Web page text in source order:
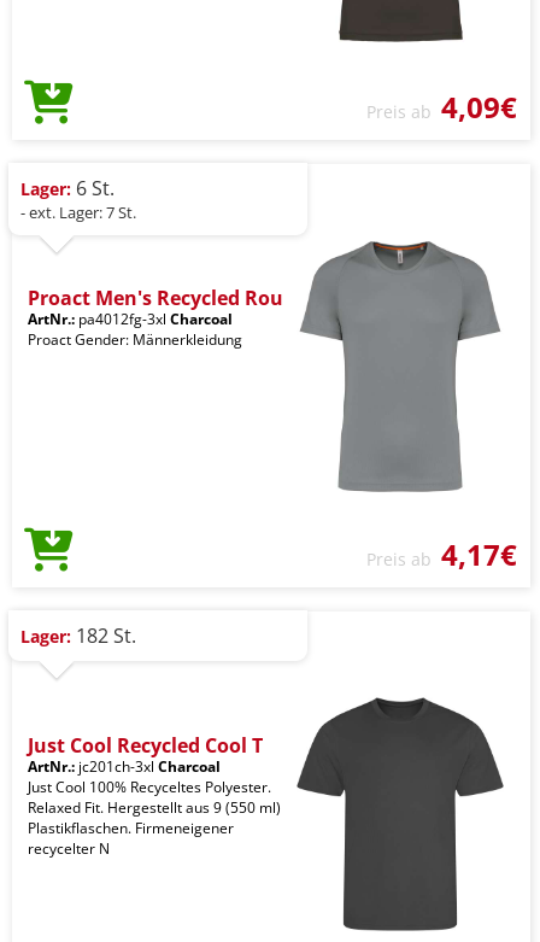
Preis ab 4,09€
Lager: 6 St.
- ext. Lager: 7 St.
Proact Men's Recycled Rou
ArtNr.: pa4012fg-3xl Charcoal
Proact Gender: Männerkleidung
Preis ab 4,17€
Lager: 182 St.
Just Cool Recycled Cool T
ArtNr.: jc201ch-3xl Charcoal
Just Cool 100% Recyceltes Polyester.
Relaxed Fit. Hergestellt aus 9 (550 ml)
Plastikflaschen. Firmeneigener
recycelter N